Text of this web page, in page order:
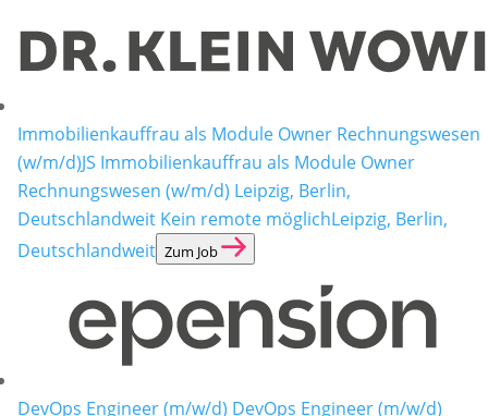
Immobilienkauffrau als Module Owner Rechnungswesen
(w/m/d)JS Immobilienkauffrau als Module Owner
Rechnungswesen (w/m/d) Leipzig, Berlin,
Deutschlandweit Kein remote möglichLeipzig, Berlin,
Deutschlandweit Zum Job
DevOps Engineer (m/w/d) DevOps Engineer (m/w/d)